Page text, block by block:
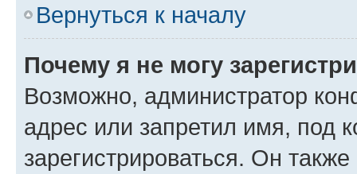
Вернуться к началу
Почему я не могу
Возможно, администратор
адрес или запретил имя, под
зарегистрироваться. Он